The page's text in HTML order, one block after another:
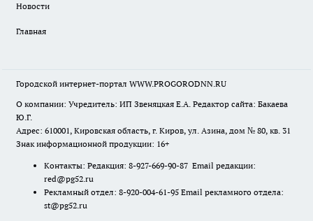
Новости
Главная
Городской интернет-портал WWW.PROGORODNN.RU
О компании: Учредитель: ИП Звеняцкая Е.А. Редактор сайта: Бакаева
Ю.Г.
Адрес: 610001, Кировская область, г. Киров, ул. Азина, дом № 80, кв. 31
Знак информационной продукции: 16+
Контакты: Редакция: 8-927-669-90-87 Email редакции:
red@pg52.ru
Рекламный отдел: 8-920-004-61-95 Email рекламного отдела:
st@pg52.ru